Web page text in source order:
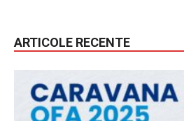
ARTICOLE RECENTE